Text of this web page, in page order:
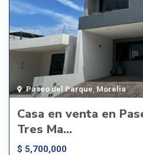
Paseo del Parque,Morelia
Casa en venta en
Tres Ma...
$ 5,700,000